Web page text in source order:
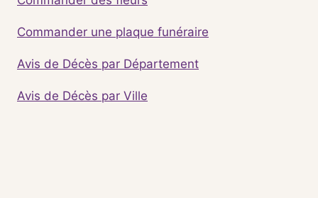
Commander une plaque funéraire
Avis de Décès par Département
Avis de Décès par Ville